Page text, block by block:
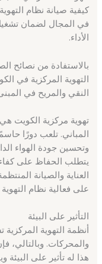
كيفية صيانة نظام
في المجال لضمان
الأداء.
بالاستفادة من نصائح
التهوية المركزية في
النقي والمريح في
تهوية مركزية الكويت
المباني. تلعب دورًا
وتحسين جودة الهواء
يتطلب الحفاظ على
العناية والصيانة
على فعالية نظام
التأثير على البيئة
أنظمة التهوية
والمحركات. وبالتالي،
هذا له تأثير على البيئة